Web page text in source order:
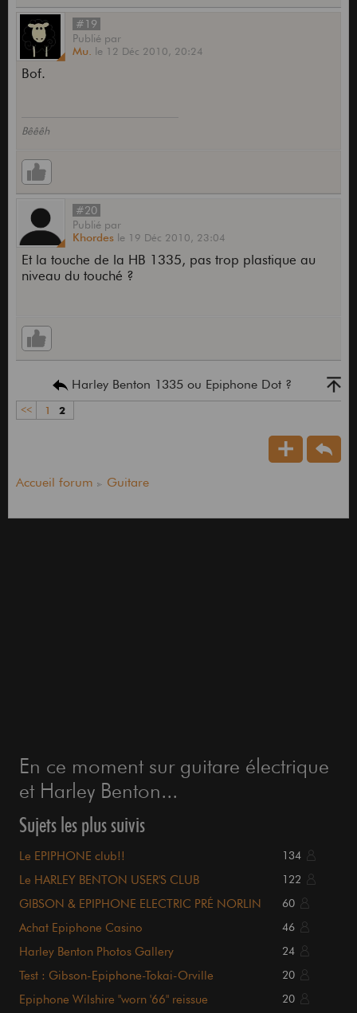
#19
Publié par
Mu. le 12 Déc 2010, 20:24
Bof.
Bêêêh
#20
Publié par
Khordes le 19 Déc 2010, 23:04
Et la touche de la HB 1335, pas trop plastique au
niveau du touché ?
Harley Benton 1335 ou Epiphone Dot ?
<< 1 2
Accueil forum Guitare
En ce moment sur guitare électrique
et Harley Benton...
Sujets les plus suivis
Le EPIPHONE club!! 134
Le HARLEY BENTON USER'S CLUB 122
GIBSON & EPIPHONE ELECTRIC PRÉ NORLIN 60
Achat Epiphone Casino 46
Harley Benton Photos Gallery 24
Test : Gibson-Epiphone-Tokai-Orville 20
Epiphone Wilshire "worn '66" reissue 20